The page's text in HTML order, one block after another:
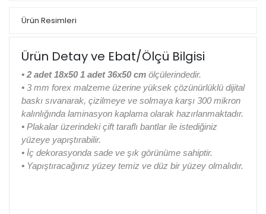
Ürün Resimleri
Ürün Detay ve Ebat/Ölçü Bilgisi
• 2 adet 18x50 1 adet 36x50 cm ölçülerindedir.
• 3 mm forex malzeme üzerine yüksek çözünürlüklü dijital
baskı sıvanarak, çizilmeye ve solmaya karşı 300 mikron
kalınlığında laminasyon kaplama olarak hazırlanmaktadır.
• Plakalar üzerindeki çift taraflı bantlar ile istediğiniz
yüzeye yapıştırabilir.
• İç dekorasyonda sade ve şık görünüme sahiptir.
• Yapıştıracağınız yüzey temiz ve düz bir yüzey olmalıdır.